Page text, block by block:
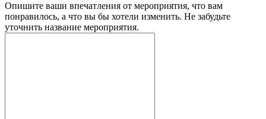
Опишите ваши впечатления от мероприятия, что вам
понравилось, а что вы бы хотели изменить. Не забудьте
уточнить название мероприятия.